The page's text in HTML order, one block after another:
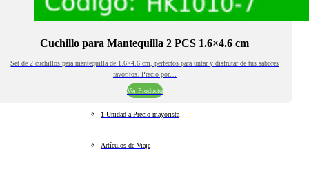
Cuchillo para Mantequilla 2 PCS 1.6×4.6 cm
Set de 2 cuchillos para mantequilla de 1.6×4.6 cm, perfectos para untar y disfrutar de tus sabores
favoritos. Precio por…
Ver Producto
1 Unidad a Precio mayorista
Artículos de Viaje